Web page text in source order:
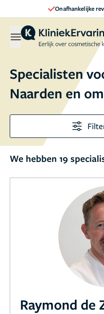
Onafhankelijke
Specialisten
Naarden en
We hebben 19
Raymond de